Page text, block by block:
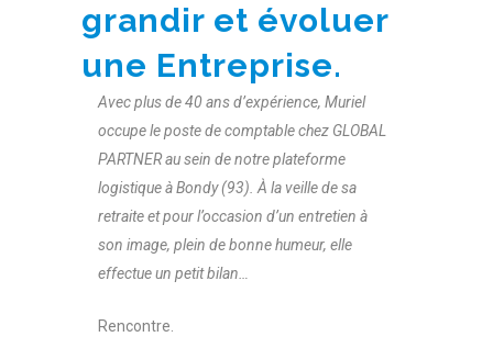
grandir et évoluer
une Entreprise.
Avec plus de 40 ans d’expérience, Muriel
occupe le poste de comptable chez GLOBAL
PARTNER au sein de notre plateforme
logistique à Bondy (93). À la veille de sa
retraite et pour l’occasion d’un entretien à
son image, plein de bonne humeur, elle
effectue un petit bilan…
Rencontre.